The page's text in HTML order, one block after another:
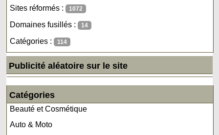
Sites réformés : 1072
Domaines fusillés : 14
Catégories : 114
Publicité aléatoire sur le site
Catégories
Beauté et Cosmétique
Auto & Moto